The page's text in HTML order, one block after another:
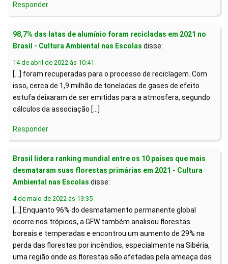
Responder
98,7% das latas de alumínio foram recicladas em 2021 no
Brasil - Cultura Ambiental nas Escolas disse:
14 de abril de 2022 às 10:41
[…] foram recuperadas para o processo de reciclagem. Com
isso, cerca de 1,9 milhão de toneladas de gases de efeito
estufa deixaram de ser emitidas para a atmosfera, segundo
cálculos da associação […]
Responder
Brasil lidera ranking mundial entre os 10 países que mais
desmataram suas florestas primárias em 2021 - Cultura
Ambiental nas Escolas disse:
4 de maio de 2022 às 13:35
[…] Enquanto 96% do desmatamento permanente global
ocorre nos trópicos, a GFW também analisou florestas
boreais e temperadas e encontrou um aumento de 29% na
perda das florestas por incêndios, especialmente na Sibéria,
uma região onde as florestas são afetadas pela ameaça das